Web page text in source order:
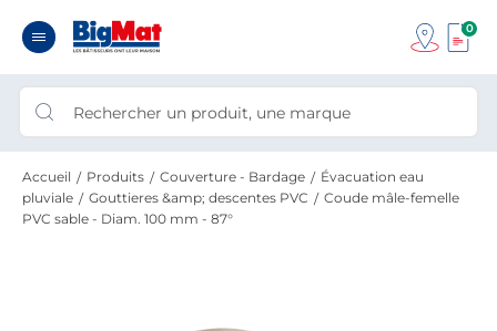
0
Accueil Produits Couverture - Bardage
Évacuation eau
pluviale
Gouttieres &amp; descentes PVC
Coude mâle-femelle
PVC sable - Diam. 100 mm - 87°